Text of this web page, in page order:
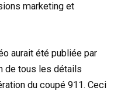
marketing et
aurait été publiée par
de tous les détails
du coupé 911. Ceci